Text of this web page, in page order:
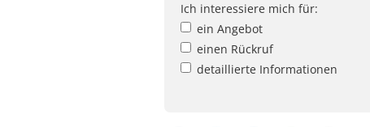
Ich interessiere mich für:
ein Angebot
einen Rückruf
detaillierte Informationen